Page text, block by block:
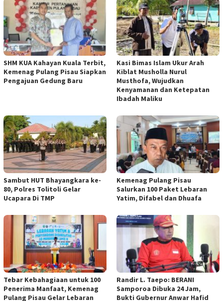
SHM KUA Kahayan Kuala Terbit,
Kemenag Pulang Pisau Siapkan
Pengajuan Gedung Baru
Kasi Bimas Islam Ukur Arah
Kiblat Musholla Nurul
Musthofa, Wujudkan
Kenyamanan dan Ketepatan
Ibadah Maliku
Sambut HUT Bhayangkara ke-
80, Polres Tolitoli Gelar
Ucapara Di TMP
Kemenag Pulang Pisau
Salurkan 100 Paket Lebaran
Yatim, Difabel dan Dhuafa
Tebar Kebahagiaan untuk 100
Penerima Manfaat, Kemenag
Pulang Pisau Gelar Lebaran
Randir L. Taepo: BERANI
Samporoa Dibuka 24 Jam,
Bukti Gubernur Anwar Hafid